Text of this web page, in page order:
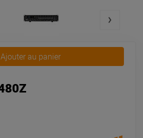
Ajouter au panier